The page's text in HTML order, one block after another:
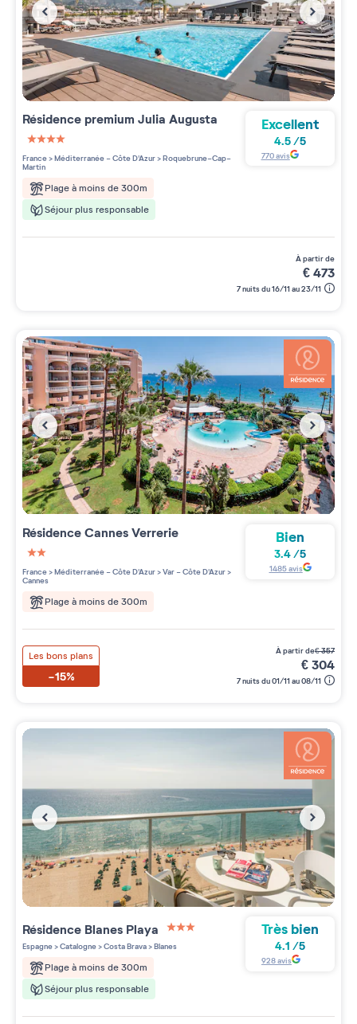
Résidence premium Julia Augusta
4 étoiles sur 5
France>Méditerranée - Côte D'Azur>Roquebrune-Cap-
Martin
Plage à moins de 300m
Séjour plus responsable
Excellent
4.5 /5
770avis
à partir de
€473
7 nuits du 16/11 au 23/11
RésidenceCannes Verrerie
2 étoiles sur 5
France>Méditerranée - Côte D'Azur>Var - Côte D'Azur>
Cannes
Plage à moins de 300m
Bien
3.4/5
1485avis
Les bons plans
-15%
à partir de€357
€304
7 nuits du 01/11 au 08/11
Résidence Blanes Playa
3 étoiles sur 5
Espagne>Catalogne>Costa Brava>Blanes
Plage à moins de 300m
Séjour plus responsable
Très bien
4.1 /5
928avis